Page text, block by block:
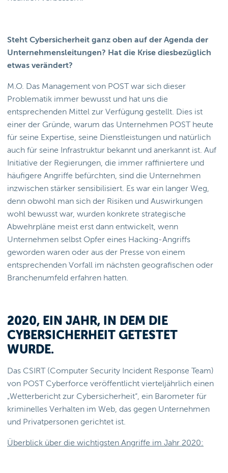
Steht Cybersicherheit ganz oben auf der Agenda der
Unternehmensleitungen? Hat die Krise diesbezüglich
etwas verändert?
M.O. Das Management von POST war sich dieser
Problematik immer bewusst und hat uns die
entsprechenden Mittel zur Verfügung gestellt. Dies ist
einer der Gründe, warum das Unternehmen POST heute
für seine Expertise, seine Dienstleistungen und natürlich
auch für seine Infrastruktur bekannt und anerkannt ist. Auf
Initiative der Regierungen, die immer raffiniertere und
häufigere Angriffe befürchten, sind die Unternehmen
inzwischen stärker sensibilisiert. Es war ein langer Weg,
denn obwohl man sich der Risiken und Auswirkungen
wohl bewusst war, wurden konkrete strategische
Abwehrpläne meist erst dann entwickelt, wenn
Unternehmen selbst Opfer eines Hacking-Angriffs
geworden waren oder aus der Presse von einem
entsprechenden Vorfall im nächsten geografischen oder
Branchenumfeld erfahren hatten.
2020, EIN JAHR, IN DEM DIE
CYBERSICHERHEIT GETESTET
WURDE.
Das CSIRT (Computer Security Incident Response Team)
von POST Cyberforce veröffentlicht vierteljährlich einen
„Wetterbericht zur Cybersicherheit“, ein Barometer für
kriminelles Verhalten im Web, das gegen Unternehmen
und Privatpersonen gerichtet ist.
Überblick über die wichtigsten Angriffe im Jahr 2020: